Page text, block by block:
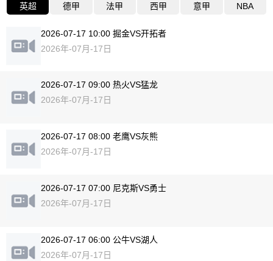
英超 德甲 法甲 西甲 意甲 NBA
2026-07-17 10:00 掘金VS开拓者
2026年-07月-17日
2026-07-17 09:00 热火VS猛龙
2026年-07月-17日
2026-07-17 08:00 老鹰VS灰熊
2026年-07月-17日
2026-07-17 07:00 尼克斯VS勇士
2026年-07月-17日
2026-07-17 06:00 公牛VS湖人
2026年-07月-17日